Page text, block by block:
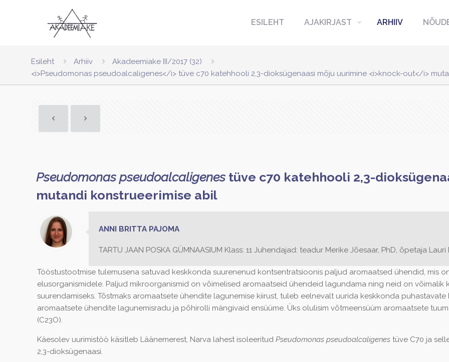
ESILEHT AJAKIRJAST ARHIIV
Esileht Arhiiv
Akadeemiake III/2017 (32)
<i>Pseudomonas pseudoalcaligenes</i> tüve c70 katehhooli 2,3-dioksügenaasi mõju uurimine <i>knock-out</i>
Pseudomonas pseudoalcaligenestüve c70 katehhooli 2,3-
mutandi konstrueerimise abil
ANNI BRITTA PAJOMA
TARTU JAAN POSKA GÜMNAASIUM Klass: 11 Juhendajad: teadur Merike Jõesaar, PhD, õpetaja Lauri
Tööstustootmise tulemusena satuvad keskkonda suurenenud kontsentratsioonis paljud aromaatsed ühendid, mis
elusorganismidele. Paljud mikroorganismid on võimelised aromaatseid ühendeid lagundama ning neid on võimalik
suurendamiseks. Tõstmaks aromaatsete ühendite lagunemise kiirust, tuleb eelnevalt uurida keskkonda
aromaatsete ühendite lagunemisradu ja põhirolli mängivaid ensüüme. Üks olulisim võtmeensüüm aromaatsete
(C23O).
Käesolev uurimistöö käsitleb Läänemerest, Narva lahest isoleeritudPseudomonas pseudoalcaligenes tüve C70 ja
2,3-dioksügenaasi.